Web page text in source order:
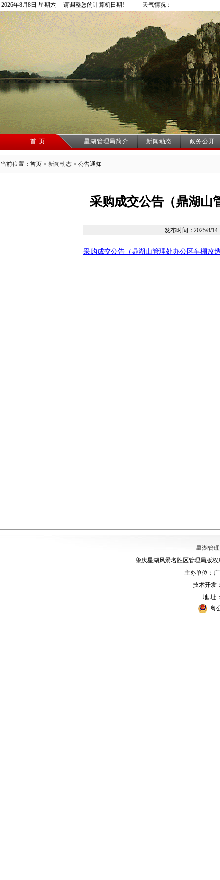
2026年8月8日 星期六 请调整您的计算机日期! 天气情况：
首 页 星湖管理局简介 新闻动态 政务公开
当前位置：首页 > 新闻动态 > 公告通知
采购成交公告（鼎湖山
发布时间： 2025/8/14
采购成交公告（鼎湖山管理处办公区车棚改
星湖管
肇庆星湖风景名胜区管理局版权
主办单位：
技术开发
地 址
粤